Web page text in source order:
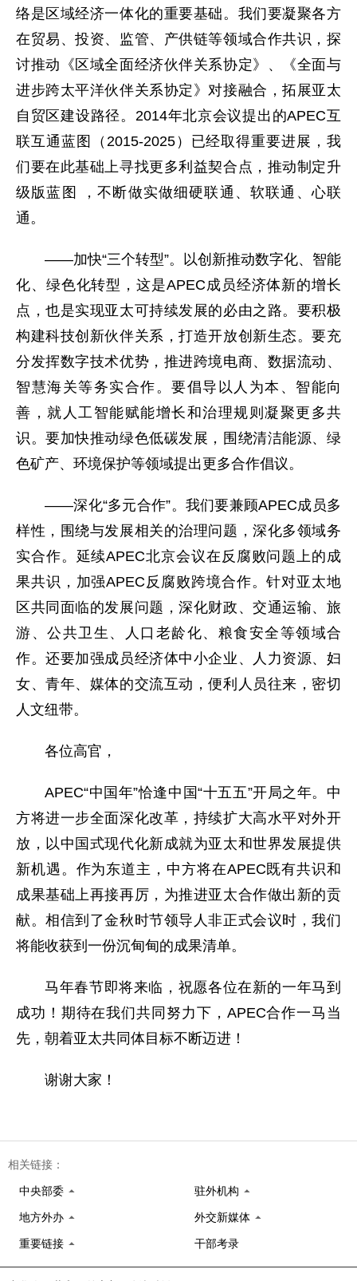
络是区域经济一体化的重要基础。我们要凝聚各方
在贸易、投资、监管、产供链等领域合作共识，探
讨推动《区域全面经济伙伴关系协定》、《全面与
进步跨太平洋伙伴关系协定》对接融合，拓展亚太
自贸区建设路径。2014年北京会议提出的APEC互
联互通蓝图（2015-2025）已经取得重要进展，我
们要在此基础上寻找更多利益契合点，推动制定升
级版蓝图 ，不断做实做细硬联通、软联通、心联
通。
——加快“三个转型”。以创新推动数字化、智能
化、绿色化转型，这是APEC成员经济体新的增长
点，也是实现亚太可持续发展的必由之路。要积极
构建科技创新伙伴关系，打造开放创新生态。要充
分发挥数字技术优势，推进跨境电商、数据流动、
智慧海关等务实合作。要倡导以人为本、智能向
善，就人工智能赋能增长和治理规则凝聚更多共
识。要加快推动绿色低碳发展，围绕清洁能源、绿
色矿产、环境保护等领域提出更多合作倡议。
——深化“多元合作”。我们要兼顾APEC成员多
样性，围绕与发展相关的治理问题，深化多领域务
实合作。延续APEC北京会议在反腐败问题上的成
果共识，加强APEC反腐败跨境合作。针对亚太地
区共同面临的发展问题，深化财政、交通运输、旅
游、公共卫生、人口老龄化、粮食安全等领域合
作。还要加强成员经济体中小企业、人力资源、妇
女、青年、媒体的交流互动，便利人员往来，密切
人文纽带。
各位高官，
APEC“中国年”恰逢中国“十五五”开局之年。中
方将进一步全面深化改革，持续扩大高水平对外开
放，以中国式现代化新成就为亚太和世界发展提供
新机遇。作为东道主，中方将在APEC既有共识和
成果基础上再接再厉，为推进亚太合作做出新的贡
献。相信到了金秋时节领导人非正式会议时，我们
将能收获到一份沉甸甸的成果清单。
马年春节即将来临，祝愿各位在新的一年马到
成功！期待在我们共同努力下，APEC合作一马当
先，朝着亚太共同体目标不断迈进！
谢谢大家！
相关链接：
中央部委 驻外机构
地方外办 外交新媒体
重要链接 干部考录